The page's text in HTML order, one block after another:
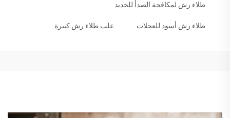
طلاء رش لمكافحة الصدأ للحديد
طلاء رش أسود للعجلات علب طلاء رش كبيرة